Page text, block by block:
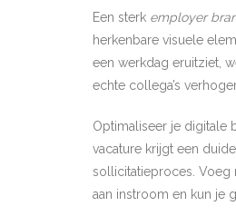
Een sterk employer
herkenbare visuele
een werkdag eruitziet,
echte collega’s
Optimaliseer je digitale
vacature krijgt een
sollicitatieproces. Voeg
aan instroom en kun je